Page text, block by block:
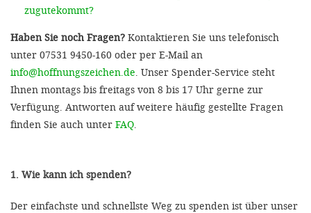
zugutekommt?
Haben Sie noch Fragen? Kontaktieren Sie uns telefonisch
unter 07531 9450-160 oder per E-Mail an
info@hoffnungszeichen.de. Unser Spender-Service steht
Ihnen montags bis freitags von 8 bis 17 Uhr gerne zur
Verfügung. Antworten auf weitere häufig gestellte Fragen
finden Sie auch unter FAQ.
1. Wie kann ich spenden?
Der einfachste und schnellste Weg zu spenden ist über unser